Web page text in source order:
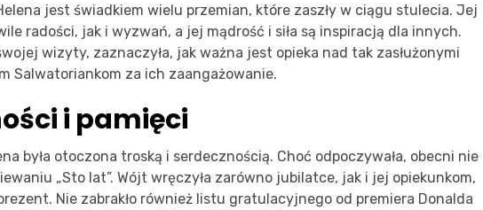
jest świadkiem wielu przemian, które zaszły w ciągu stulecia. Jej
radości, jak i wyzwań, a jej mądrość i siła są inspiracją dla innych.
wizyty, zaznaczyła, jak ważna jest opieka nad tak zasłużonymi
Salwatoriankom za ich zaangażowanie.
i pamięci
była otoczona troską i serdecznością. Choć odpoczywała, obecni nie
„Sto lat”. Wójt wręczyła zarówno jubilatce, jak i jej opiekunkom,
Nie zabrakło również listu gratulacyjnego od premiera Donalda